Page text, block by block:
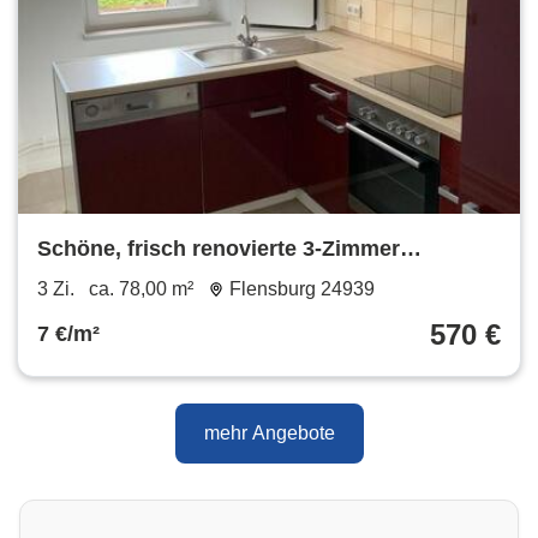
Schöne, frisch renovierte 3-Zimmer
Wohnung in Flensburgs Norden
3 Zi. ca. 78,00 m² Flensburg 24939
7 €/m² 570 €
mehr Angebote